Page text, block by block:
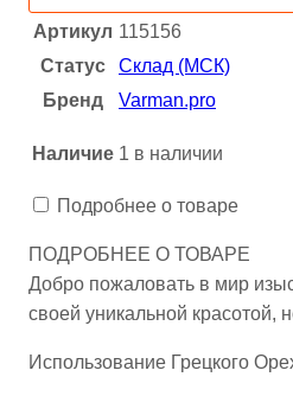
Доска
обрезная
115156
Артикул 115156
Статус
Склад (МСК)
Бренд
Varman.pro
Наличие 1 в наличии
Подробнее о товаре
ПОДРОБНЕЕ О ТОВАРЕ
Добро пожаловать в мир
своей уникальной красотой,
Использование Грецкого